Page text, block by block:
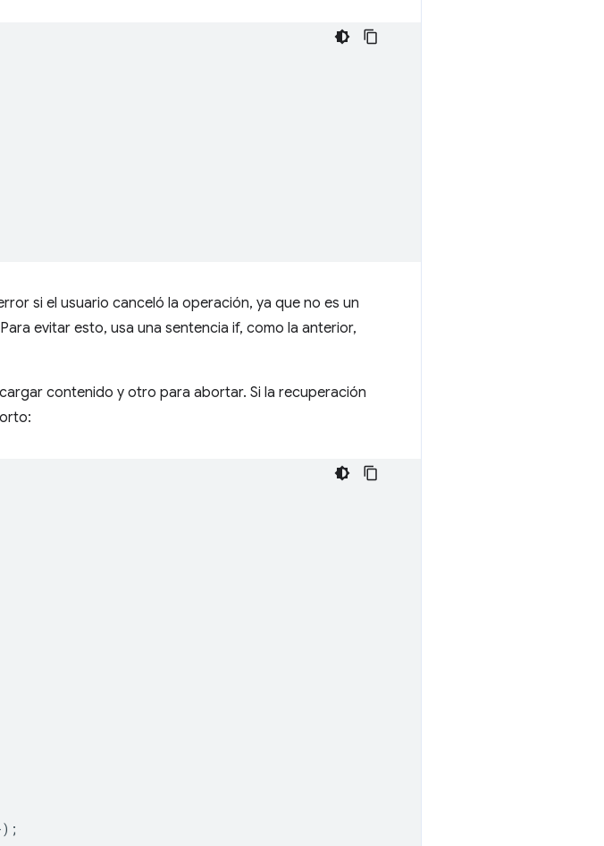
si el usuario canceló la operación, ya que no es un
evitar esto, usa una sentencia if, como la anterior,
contenido y otro para abortar. Si la recuperación